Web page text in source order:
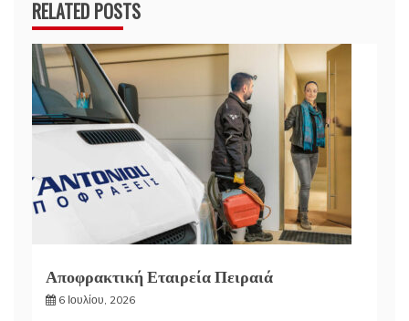
RELATED POSTS
Αποφρακτική Εταιρεία Πειραιά
6 Ιουλίου, 2026